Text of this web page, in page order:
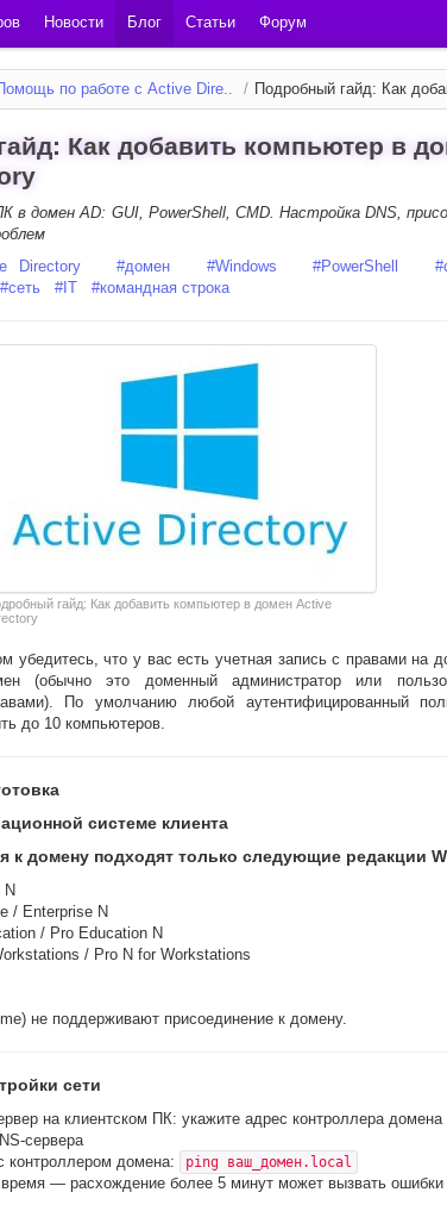
Новости Блог Статьи Форум
по работе с Active Dire.. / Подробный гайд: Как
Как добавить компьютер в
в домен AD: GUI, PowerShell, CMD. Настройка DNS,
Directory #домен #Windows #PowerShell #
#сеть #IT #командная строка
гайд: Как добавить компьютер в домен Active
убедитесь, что у вас есть учетная запись с правами на
(обычно это доменный администратор или
По умолчанию любой аутентифицированный
до 10 компьютеров.
системе клиента
к домену подходят только следующие редакции
N
/ Enterprise N
/ Pro Education N
/ Pro N for Workstations
не поддерживают присоединение к домену.
сети
на клиентском ПК: укажите адрес контроллера домена
сервера
контроллером домена:
ping ваш_домен.local
время — расхождение более 5 минут может вызвать ошибки